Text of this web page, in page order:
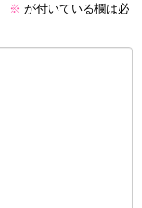
※ が付いている欄は必